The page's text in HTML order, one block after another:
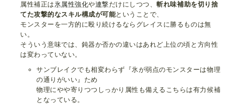
属性補正は氷属性強化や連撃だけにしつつ、斬れ味補助を切り捨
てた攻撃的なスキル構成が可能ということで、
モンスターを一方的に殴り続けるならグレイスに勝るものは無
い。
そういう意味では、鈍器か否かの違いはあれど上位の頃と方向性
は変わっていない。
サンブレイクでも相変わらず『氷が弱点のモンスターは物理
の通りがいい』ため
物理にやや寄りつつしっかり属性も備えるこちらは有力候補
となっている。